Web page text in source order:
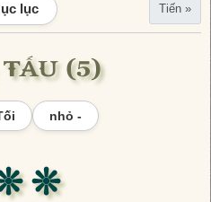
lục Tiến »
(5)
nhỏ -
❊